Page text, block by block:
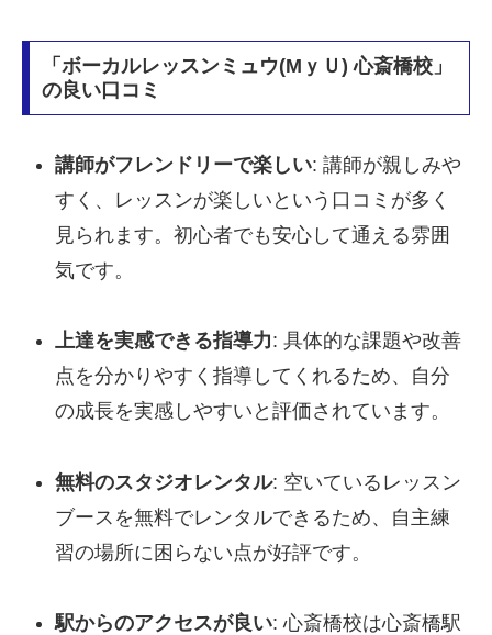
「ボーカルレッスンミュウ(MｙＵ) 心斎橋校」
の良い口コミ
講師がフレンドリーで楽しい: 講師が親しみや
すく、レッスンが楽しいという口コミが多く
見られます。初心者でも安心して通える雰囲
気です。
上達を実感できる指導力: 具体的な課題や改善
点を分かりやすく指導してくれるため、自分
の成長を実感しやすいと評価されています。
無料のスタジオレンタル: 空いているレッスン
ブースを無料でレンタルできるため、自主練
習の場所に困らない点が好評です。
駅からのアクセスが良い: 心斎橋校は心斎橋駅